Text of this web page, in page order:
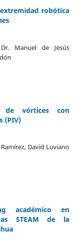
robótica
Manuel de Jesús
de vórtices con
(PIV)
David Luviano
académico en
STEAM de la